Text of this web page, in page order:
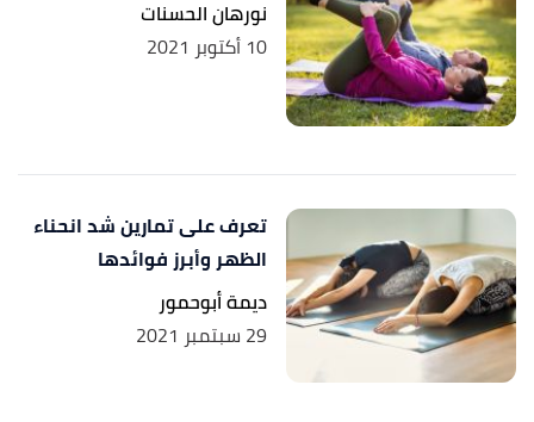
نورهان الحسنات
10 أكتوبر 2021
تعرف على تمارين شد انحناء
الظهر وأبرز فوائدها
ديمة أبوحمور
29 سبتمبر 2021